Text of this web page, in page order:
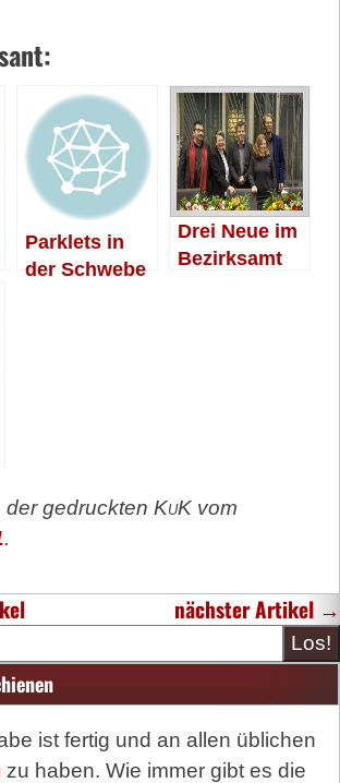
Parklets in
der Schwebe
Drei Neue im
Bezirksamt
gedruckten KuKvom
.
nächster Artikel →
ist fertig und an allen üblichen
zu haben. Wie immer gibt es die